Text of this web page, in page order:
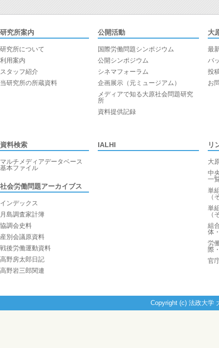
研究所案内
研究所について
利用案内
スタッフ紹介
当研究所の所蔵資料
公開活動
国際労働問題シンポジウム
公開シンポジウム
シネマフォーラム
企画展示（元ミュージアム）
メディアで知る大原社会問題研究
所
資料提供記録
大
最
バ
投
お
資料検索
マルチメディアデータベース
基本ファイル
社会労働問題アーカイブス
インデックス
月島調査家計簿
協調会史料
産別会議原資料
戦後労働運動資料
高野房太郎日記
高野岩三郎関連
IALHI リ
大
中
一
単
（
単
（
組
体
労
際
官
Copyright (c) 法政大学